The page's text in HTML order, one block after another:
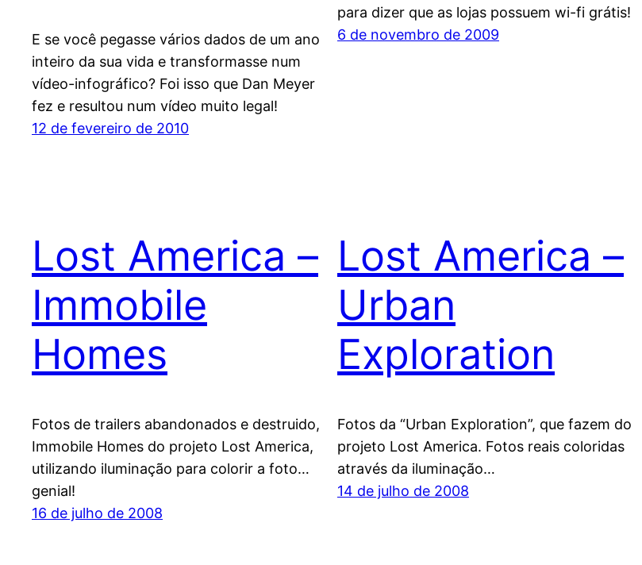
E se você pegasse vários dados de um ano
inteiro da sua vida e transformasse num
vídeo-infográfico? Foi isso que Dan Meyer
fez e resultou num vídeo muito legal!
12 de fevereiro de 2010
para dizer que as lojas possuem wi-fi grátis!
6 de novembro de 2009
Lost America –
Immobile
Homes
Fotos de trailers abandonados e destruido,
Immobile Homes do projeto Lost America,
utilizando iluminação para colorir a foto…
genial!
16 de julho de 2008
Lost America –
Urban
Exploration
Fotos da “Urban Exploration”, que fazem do
projeto Lost America. Fotos reais coloridas
através da iluminação…
14 de julho de 2008